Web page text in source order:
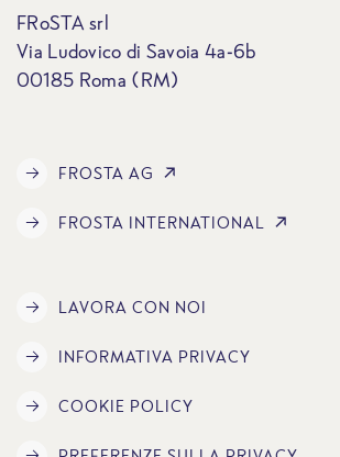
FRoSTA srl
Via Ludovico di Savoia 4a-6b
00185 Roma (RM)
FROSTA AG
FROSTA INTERNATIONAL
LAVORA CON NOI
INFORMATIVA PRIVACY
COOKIE POLICY